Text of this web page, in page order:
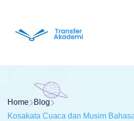
Home
Blog
Kosakata Cuaca dan Musim